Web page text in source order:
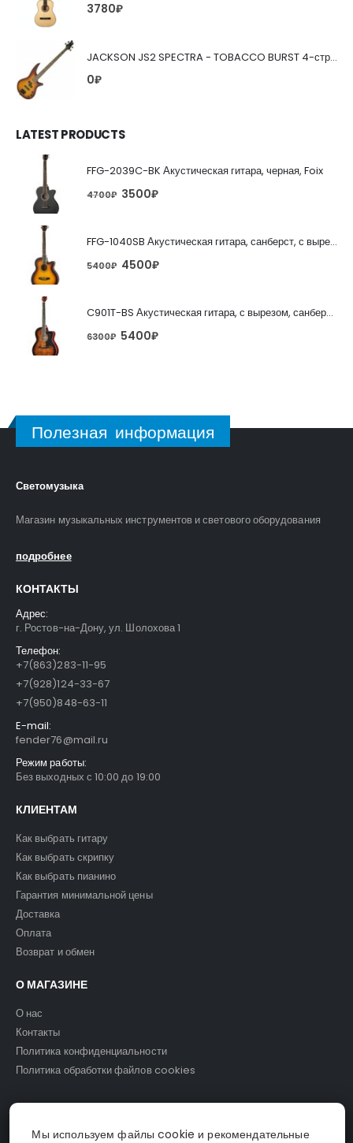
3780₽
JACKSON JS2 SPECTRA - TOBACCO BURST 4-струнная бас-гитара
0₽
LATEST PRODUCTS
FFG-2039C-BK Акустическая гитара, черная, Foix
4700₽ 3500₽
FFG-1040SB Акустическая гитара, санберст, с вырезом, Foix
5400₽ 4500₽
C901T-BS Акустическая гитара, с вырезом, санберст, Caraya
6300₽ 5400₽
Полезная информация
Светомузыка
Магазин музыкальных инструментов и светового оборудования
подробнее
КОНТАКТЫ
Адрес:
г. Ростов-на-Дону, ул. Шолохова 1
Телефон:
+7(863)283-11-95
+7(928)124-33-67
+7(950)848-63-11
E-mail:
fender76@mail.ru
Режим работы:
Без выходных с 10:00 до 19:00
КЛИЕНТАМ
Как выбрать гитару
Как выбрать скрипку
Как выбрать пианино
Гарантия минимальной цены
Доставка
Оплата
Возврат и обмен
О МАГАЗИНЕ
О нас
Контакты
Политика конфиденциальности
Политика обработки файлов cookies
Мы используем файлы cookie и рекомендательные